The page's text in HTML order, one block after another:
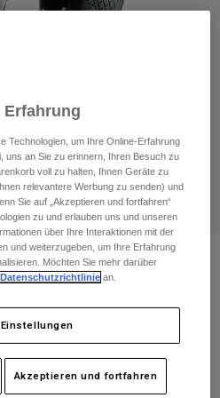
40% OFF
Erfahrung
Technologien, um Ihre Online-Erfahrung
uns an Sie zu erinnern, Ihren Besuch zu
voll zu halten, Ihnen Geräte zu
relevantere Werbung zu senden) und
Sie auf „Akzeptieren und fortfahren“
zu und erlauben uns und unseren
über Ihre Interaktionen mit der
und weiterzugeben, um Ihre Erfahrung
Möchten Sie mehr darüber
Datenschutzrichtlinie an.
Akzeptieren und fortfahren